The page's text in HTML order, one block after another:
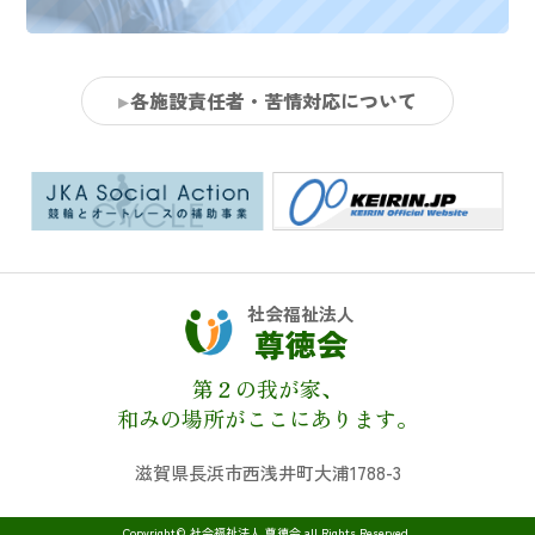
各施設責任者・苦情対応について
社会福祉法人
尊徳会
第２の我が家、
和みの場所がここにあります。
滋賀県長浜市西浅井町大浦1788-3